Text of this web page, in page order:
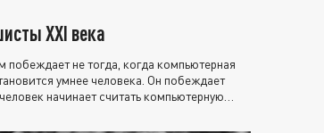
XXI века
побеждает не тогда, когда компьютерная
умнее человека. Он побеждает
начинает считать компьютерную